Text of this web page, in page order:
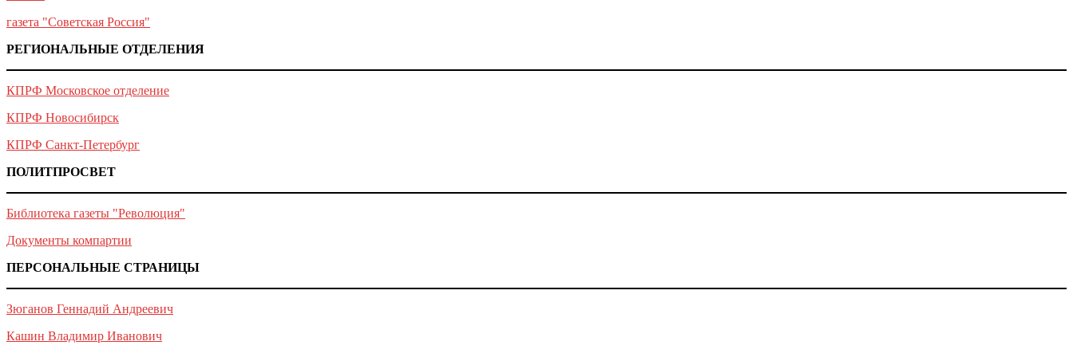
газета "Советская Россия"
РЕГИОНАЛЬНЫЕ ОТДЕЛЕНИЯ
КПРФ Московское отделение
КПРФ Новосибирск
КПРФ Санкт-Петербург
ПОЛИТПРОСВЕТ
Библиотека газеты "Революция"
Документы компартии
ПЕРСОНАЛЬНЫЕ СТРАНИЦЫ
Зюганов Геннадий Андреевич
Кашин Владимир Иванович